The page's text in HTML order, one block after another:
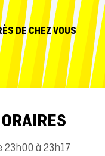
DE CHEZ VOUS
23h00 à 23h17